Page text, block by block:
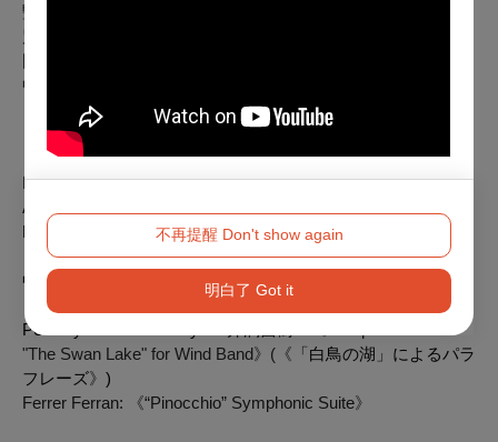
不再提醒 Don't show again
明白了 Got it
豎笛。曾參與演出2017、2018年大安國中在國家音樂廳的特
國家音樂廳的音樂會。在2023年參與演出逢甲大學管樂團在台
中歌劇院及高雄衛武營的特別音樂會。
【曲目】
Kenneth Hesketh:《Masque》
Alex Carlin:
Robert W. Smith:
《Promising Skies》
中場休息
Peter Ilyich Tchaikovsky/arr.
"The Swan Lake" for Wind Band》(《 「白鳥の湖」によるパラ
フレーズ》 )
Ferrer Ferran:
《“Pinocchio” Symphonic Suite》